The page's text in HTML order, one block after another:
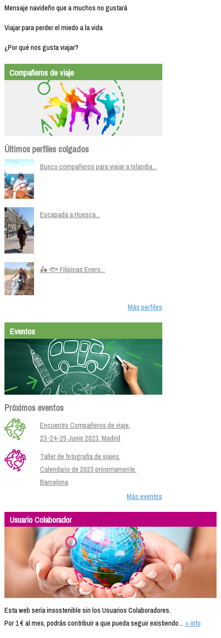
Mensaje navideño que a muchos no gustará
Viajar para perder el miedo a la vida
¿Por qué nos gusta viajar?
Compañeros de viaje
Últimos perfiles colgados
Busco compañeros para viajar a Islandia...
Escapada a Huesca...
🛵 🐟 Filipinas Enero...
Más perfiles
Eventos
Próximos eventos
Encuentro Compañeros de viaje.
23-24-25 Junio 2023. Madrid
Taller de fotografía de viajes.
Calendario de 2023 próximamente.
Barcelona
Más eventos
Usuario Colaborador
Esta web sería insostenible sin los Usuarios Colaboradores.
Por 1 € al mes, podrás contribuir a que pueda seguir existiendo... + info